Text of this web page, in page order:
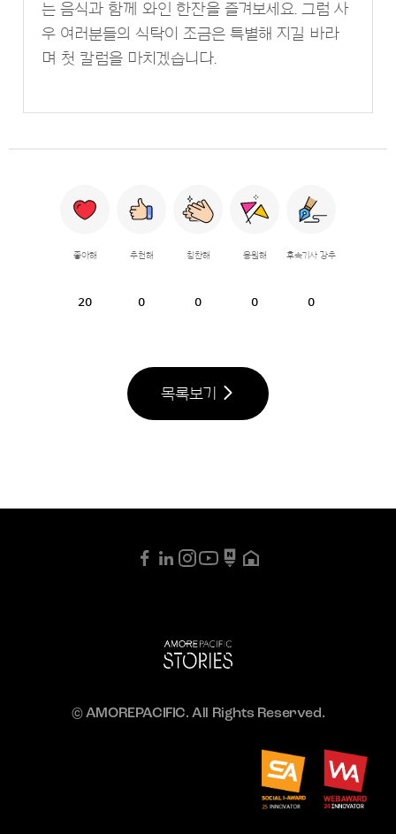
는 음식과 함께 와인 한잔을 즐겨보세요. 그럼 사
우 여러분들의 식탁이 조금은 특별해 지길 바라
며 첫 칼럼을 마치겠습니다.
좋아해
20
추천해
0
칭찬해
0
응원해
0
후속기사 강추
0
목록보기
© AMOREPACIFIC. All Rights Reserved.